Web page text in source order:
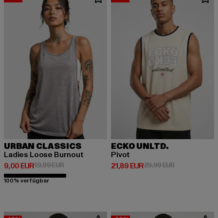
URBAN CLASSICS
Ladies Loose Burnout
9,00 EUR
Derzeitiger Preis: 9,00 EUR
19,99 EURAktionspreis: 19,99 EUR
100% verfügbar
ECKO UNLTD.
Pivot
21,89 EUR
Derzeitiger Preis: 21,89 EUR
29,99 EURAktionspreis: